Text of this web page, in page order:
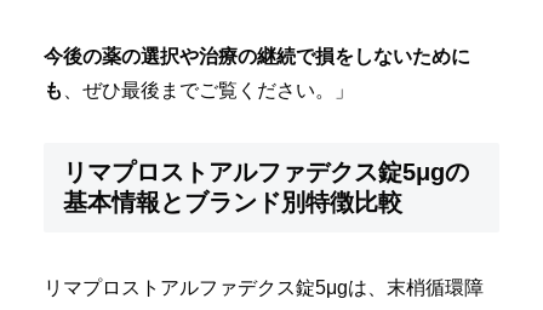
今後の薬の選択や治療の継続で損をしないために
も
、ぜひ最後までご覧ください。」
リマプロストアルファデクス錠5μgの
基本情報とブランド別特徴比較
リマプロストアルファデクス錠5μgは、末梢循環障